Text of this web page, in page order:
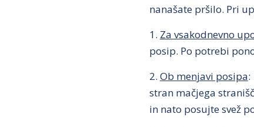
nanašate pršilo. Pri
1. Za vsakodnevno
posip. Po potrebi
2. Ob menjavi posipa:
stran mačjega
in nato posujte svež